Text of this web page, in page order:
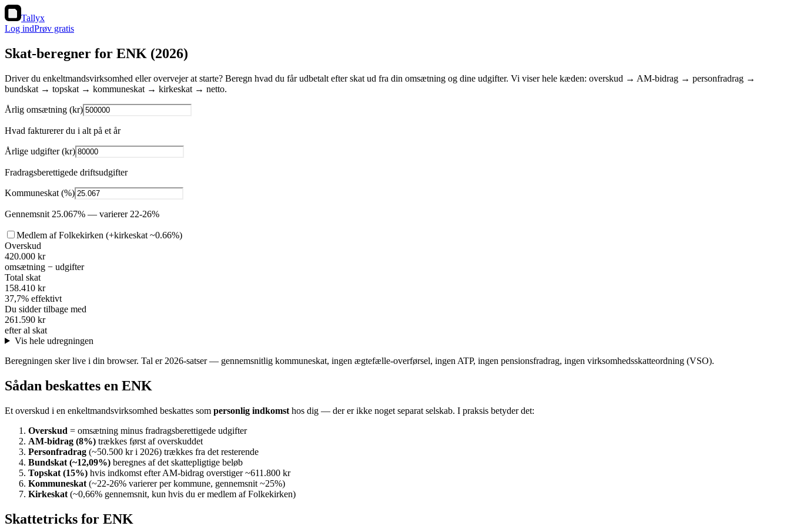
Tallyx
Log indPrøv gratis
Skat-beregner for ENK (2026)
Driver du enkeltmandsvirksomhed eller overvejer at starte? Beregn hvad du får udbetalt efter skat ud fra din omsætning og dine udgifter. Vi viser hele kæden: overskud → AM-bidrag → personfradrag →
bundskat → topskat → kommuneskat → kirkeskat → netto.
Årlig omsætning (kr)
Hvad fakturerer du i alt på et år
Årlige udgifter (kr)
Fradragsberettigede driftsudgifter
Kommuneskat (%)
Gennemsnit 25.067% — varierer 22-26%
Medlem af Folkekirken (+kirkeskat ~0.66%)
Overskud
420.000 kr
omsætning − udgifter
Total skat
158.410 kr
37,7% effektivt
Du sidder tilbage med
261.590 kr
efter al skat
Vis hele udregningen
Beregningen sker live i din browser. Tal er 2026-satser — gennemsnitlig kommuneskat, ingen ægtefælle-overførsel, ingen ATP, ingen pensionsfradrag, ingen virksomhedsskatteordning (VSO).
Sådan beskattes en ENK
Et overskud i en enkeltmandsvirksomhed beskattes som personlig indkomst hos dig — der er ikke noget separat selskab. I praksis betyder det:
Overskud = omsætning minus fradragsberettigede udgifter
AM-bidrag (8%) trækkes først af overskuddet
Personfradrag (~50.500 kr i 2026) trækkes fra det resterende
Bundskat (~12,09%) beregnes af det skattepligtige beløb
Topskat (15%) hvis indkomst efter AM-bidrag overstiger ~611.800 kr
Kommuneskat (~22-26% varierer per kommune, gennemsnit ~25%)
Kirkeskat (~0,66% gennemsnit, kun hvis du er medlem af Folkekirken)
Skattetricks for ENK